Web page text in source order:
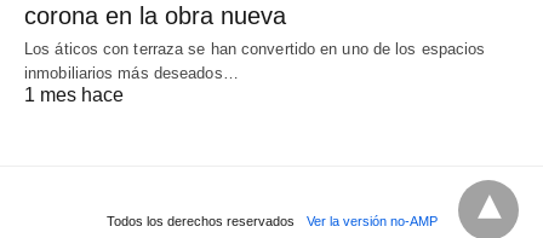
corona en la obra nueva
Los áticos con terraza se han convertido en uno de los espacios
inmobiliarios más deseados…
1 mes hace
Todos los derechos reservados Ver la versión no-AMP